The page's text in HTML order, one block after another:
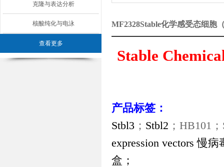
克隆与表达分析
核酸纯化与电泳
查看更多
MF2328Stable化学感受态细胞
Stable
产品标签：
Stbl3 ； Stbl2 ； HB101 ；
expression vectors慢病
盒；